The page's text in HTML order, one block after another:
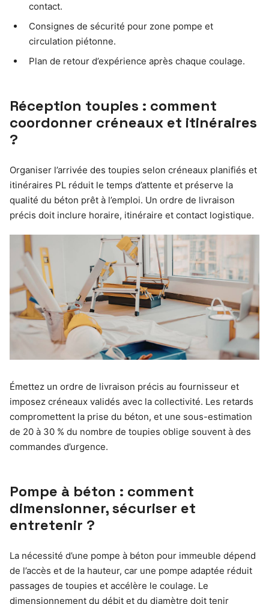
contact.
Consignes de sécurité pour zone pompe et
circulation piétonne.
Plan de retour d’expérience après chaque coulage.
Réception toupies : comment
coordonner créneaux et itinéraires
?
Organiser l’arrivée des toupies selon créneaux planifiés et
itinéraires PL réduit le temps d’attente et préserve la
qualité du béton prêt à l’emploi. Un ordre de livraison
précis doit inclure horaire, itinéraire et contact logistique.
Émettez un ordre de livraison précis au fournisseur et
imposez créneaux validés avec la collectivité. Les retards
compromettent la prise du béton, et une sous-estimation
de 20 à 30 % du nombre de toupies oblige souvent à des
commandes d’urgence.
Pompe à béton : comment
dimensionner, sécuriser et
entretenir ?
La nécessité d’une pompe à béton pour immeuble dépend
de l’accès et de la hauteur, car une pompe adaptée réduit
passages de toupies et accélère le coulage. Le
dimensionnement du débit et du diamètre doit tenir